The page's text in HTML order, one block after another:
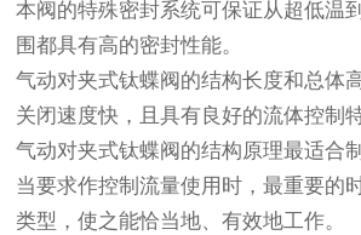
本阀的特殊密封系统可保证从超低温
围都具有高的密封性能。
气动对夹式钛蝶阀的结构长度和总体
关闭速度快，且具有良好的流体控制
气动对夹式钛蝶阀的结构原理最适合
当要求作控制流量使用时，最重要的
类型，使之能恰当地、有效地工作。